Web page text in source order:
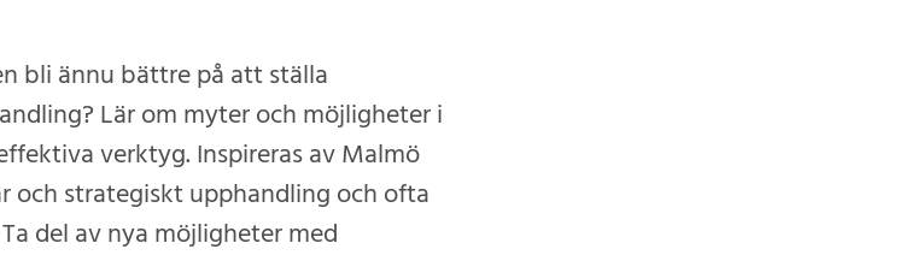
bli ännu bättre på att ställa
Lär om myter och möjligheter i
verktyg. Inspireras av Malmö
och strategiskt upphandling och ofta
del av nya möjligheter med